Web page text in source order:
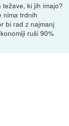
ki jih imajo?
nima trdnih
bi rad z najmanj
ruši 90%